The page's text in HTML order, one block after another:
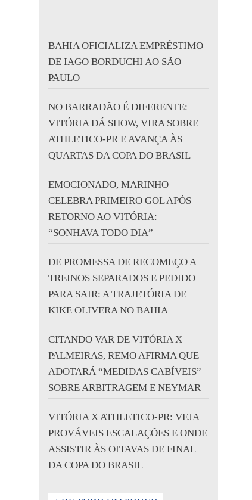
BAHIA OFICIALIZA EMPRÉSTIMO
DE IAGO BORDUCHI AO SÃO
PAULO
NO BARRADÃO É DIFERENTE:
VITÓRIA DÁ SHOW, VIRA SOBRE
ATHLETICO-PR E AVANÇA ÀS
QUARTAS DA COPA DO BRASIL
EMOCIONADO, MARINHO
CELEBRA PRIMEIRO GOL APÓS
RETORNO AO VITÓRIA:
“SONHAVA TODO DIA”
DE PROMESSA DE RECOMEÇO A
TREINOS SEPARADOS E PEDIDO
PARA SAIR: A TRAJETÓRIA DE
KIKE OLIVERA NO BAHIA
CITANDO VAR DE VITÓRIA X
PALMEIRAS, REMO AFIRMA QUE
ADOTARÁ “MEDIDAS CABÍVEIS”
SOBRE ARBITRAGEM E NEYMAR
VITÓRIA X ATHLETICO-PR: VEJA
PROVÁVEIS ESCALAÇÕES E ONDE
ASSISTIR ÀS OITAVAS DE FINAL
DA COPA DO BRASIL